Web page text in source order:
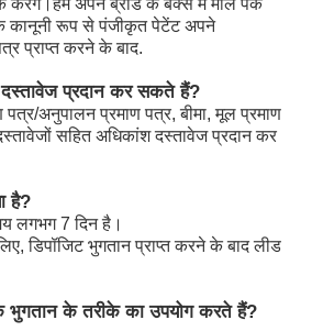
11L-NZD12K02P
11L-NZD12K02P
रूप से पंजीकृत पेटेंट अपने
प्राप्त करने के बाद.
प्रदान कर सकते हैं?
पत्र/अनुपालन प्रमाण पत्र, बीमा, मूल प्रमाण
सहित अधिकांश दस्तावेज प्रदान कर
है?
लगभग 7 दिन है।
डिपॉजिट भुगतान प्राप्त करने के बाद लीड
के तरीके का उपयोग करते हैं?